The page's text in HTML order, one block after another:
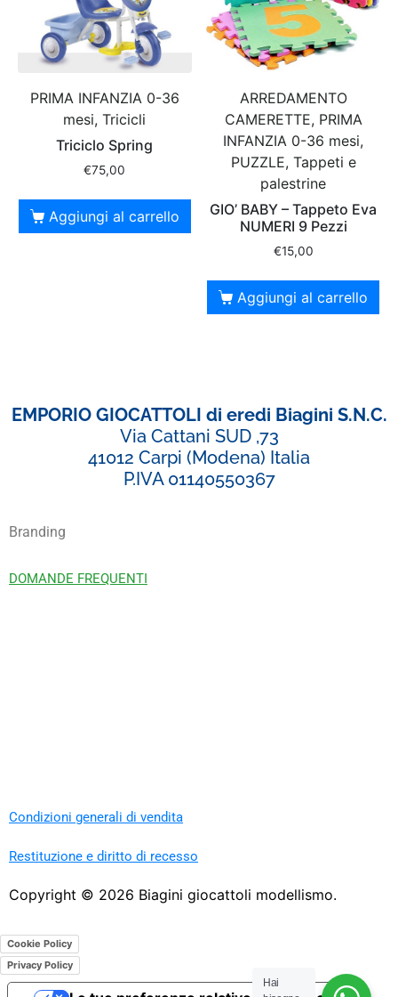
PRIMA INFANZIA 0-36
mesi, Tricicli
Triciclo Spring
€75,00
Aggiungi al carrello
ARREDAMENTO
CAMERETTE, PRIMA
INFANZIA 0-36 mesi,
PUZZLE, Tappeti e
palestrine
GIO’ BABY – Tappeto Eva
NUMERI 9 Pezzi
€15,00
Aggiungi al carrello
EMPORIO GIOCATTOLI di eredi Biagini S.N.C.
Via Cattani SUD ,73
41012 Carpi (Modena) Italia
P.IVA 01140550367
Branding
DOMANDE FREQUENTI
Condizioni generali di vendita
Restituzione e diritto di recesso
Copyright © 2026 Biagini giocattoli modellismo.
Cookie Policy
Privacy Policy
Hai